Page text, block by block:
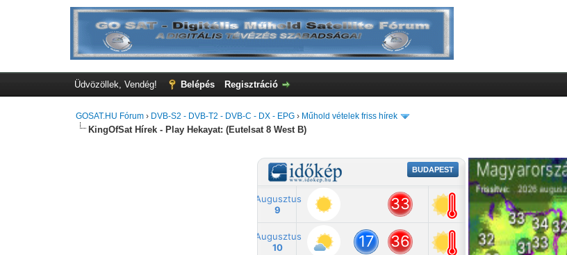
Üdvözöllek, Vendég! Belépés Regisztráció
GOSAT.HU Fórum › DVB-S2 - DVB-T2 - DVB-C - DX - EPG › Műhold vételek friss hírek
KingOfSat Hírek - Play Hekayat: (Eutelsat 8 West B)